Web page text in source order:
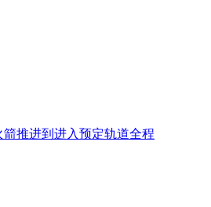
推进到进入预定轨道全程